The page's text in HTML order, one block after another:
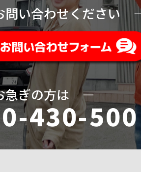
い合わせください
ぎの方はー
430-500